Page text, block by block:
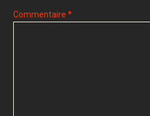
Commentaire*